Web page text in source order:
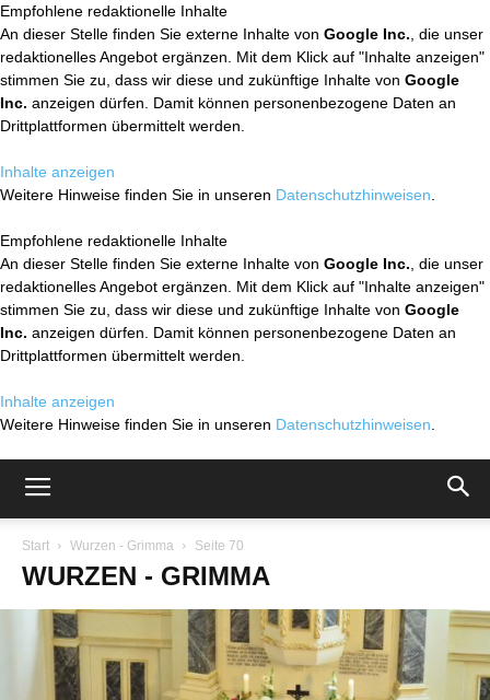
Empfohlene redaktionelle Inhalte
An dieser Stelle finden Sie externe Inhalte von Google Inc. , die unser
redaktionelles Angebot ergänzen. Mit dem Klick auf "Inhalte anzeigen"
stimmen Sie zu, dass wir diese und zukünftige Inhalte von Google
Inc. anzeigen dürfen. Damit können personenbezogene Daten an
Drittplattformen übermittelt werden.
Inhalte anzeigen
Weitere Hinweise finden Sie in unseren Datenschutzhinweisen
Empfohlene redaktionelle Inhalte
An dieser Stelle finden Sie externe Inhalte von Google Inc. , die unser
redaktionelles Angebot ergänzen. Mit dem Klick auf "Inhalte anzeigen"
stimmen Sie zu, dass wir diese und zukünftige Inhalte von Google
Inc. anzeigen dürfen. Damit können personenbezogene Daten an
Drittplattformen übermittelt werden.
Inhalte anzeigen
Weitere Hinweise finden Sie in unseren Datenschutzhinweisen
Start Wurzen - Grimma Seite 70
WURZEN - GRIMMA